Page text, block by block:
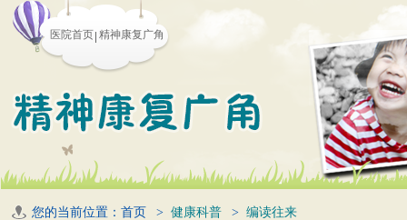
医院首页 精神康复广角
您的当前位置： 首页 > 健康科普 > 编读往来